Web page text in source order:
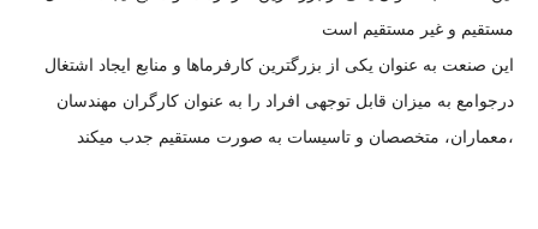
مستقیم و غیر مستقیم است
این صنعت به عنوان یکی از بزرگترین کارفرماها و منابع ایجاد اشتغال
درجوامع به میزان قابل توجهی افراد را به عنوان کارگران مهندسان
،معماران، متخصصان و تاسیسات به صورت مستقیم جدب میکند